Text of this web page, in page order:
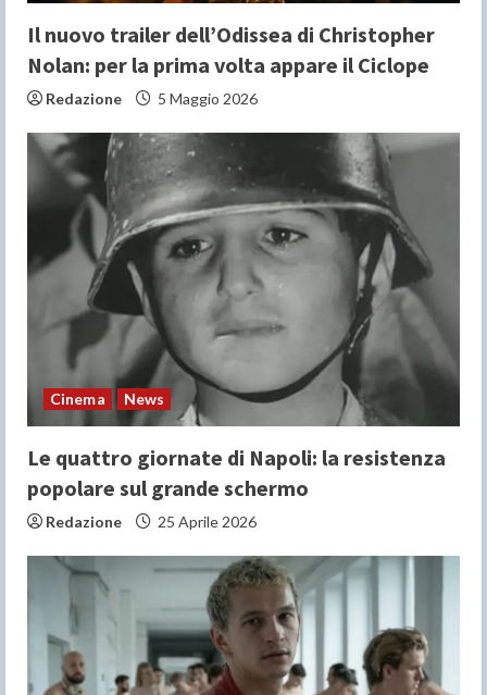
g
Il nuovo trailer dell’Odissea di Christopher
Nolan: per la prima volta appare il Ciclope
Redazione 5 Maggio 2026
Cinema News
Le quattro giornate di Napoli: la resistenza
popolare sul grande schermo
Redazione 25 Aprile 2026